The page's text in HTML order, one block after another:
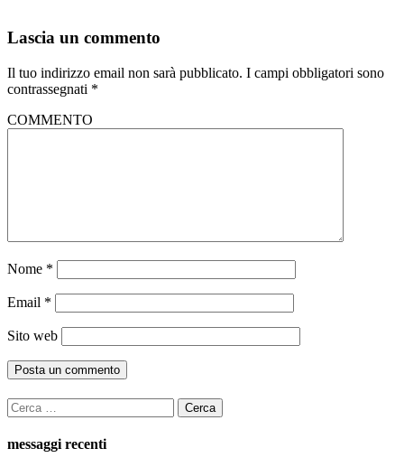
Lascia un commento
Il tuo indirizzo email non sarà pubblicato. I campi obbligatori sono
contrassegnati *
COMMENTO
Nome *
Email *
Sito web
Ricerca
per:
messaggi recenti